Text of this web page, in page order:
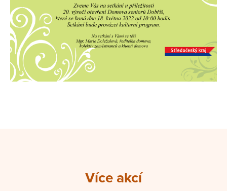
Více akcí